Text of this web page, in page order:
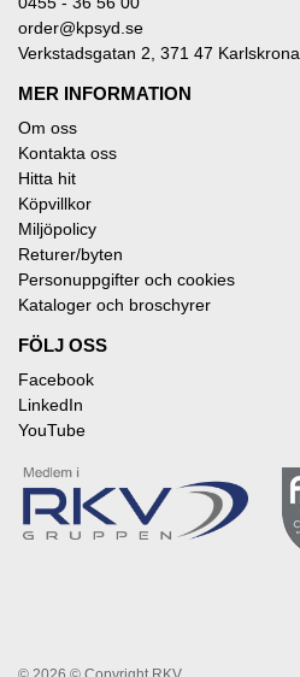
order@kpsyd.se
Verkstadsgatan 2, 371 47 Karlskrona
MER INFORMATION
Om oss
Kontakta oss
Hitta hit
Köpvillkor
Miljöpolicy
Returer/byten
Personuppgifter och cookies
Kataloger och broschyrer
FÖLJ OSS
Facebook
LinkedIn
YouTube